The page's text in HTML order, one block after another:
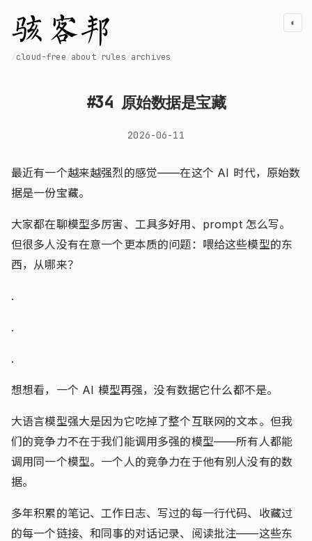
cloud-free about rules archives
◐
#34 原始数据是宝藏
2026-06-11
最近有一个越来越强烈的感觉——在这个 AI 时代，原始数
据是一份宝藏。
大家都在聊模型多厉害、工具多好用、prompt 怎么写。
但很多人没有在意一个更本质的问题：喂给这些模型的东
西，从哪来？
.
.
.
想想看，一个 AI 模型再强，没有数据它什么都不是。
大语言模型强大是因为它吃掉了整个互联网的文本。但我
们的竞争力不在于我们能调用多强的模型——所有人都能
调用同一个模型。一个人的竞争力在于他有别人没有的数
据。
多年积累的笔记、工作日志、写过的每一行代码、收藏过
的每一个链接、和同事的对话记录、阅读批注——这些东